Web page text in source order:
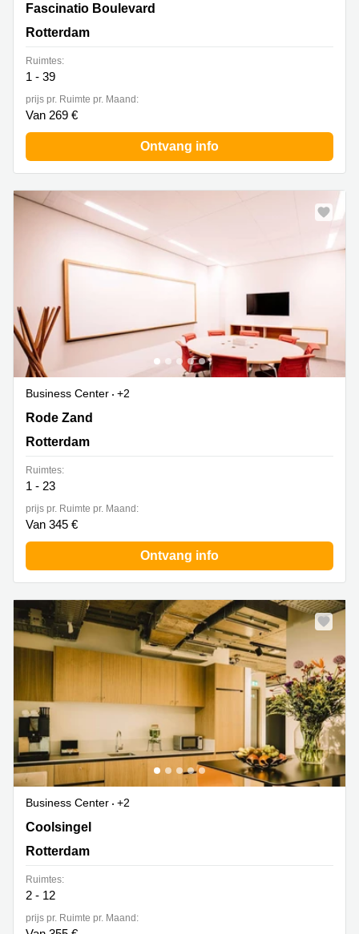
Fascinatio Boulevard 216-220,Rotterdam The Mark,
Fascinatio Boulevard
Rotterdam
Ruimtes:
1 - 39
prijs pr. Ruimte pr. Maand:
Van 269 €
Ontvang info
Business Center
+2
Rode Zand 80,4th Floor, Rotterdam
Rode Zand
Rotterdam
Ruimtes:
1 - 23
prijs pr. Ruimte pr. Maand:
Van 345 €
Ontvang info
Business Center
+2
Coolsingel 65,verdieping 5-8, Rotterdam
Coolsingel
Rotterdam
Ruimtes:
2 - 12
prijs pr. Ruimte pr. Maand: